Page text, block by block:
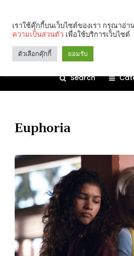
Search
Euphoria
เราใช้คุ๊กกี้บนเว็บไซต์ของเรา กรุณาอ่
ความเป็นส่วนตัว เพื่อใช้บริการเว็บไซต์
ตัวเลือกคุ๊กกี้ ยอมรับ